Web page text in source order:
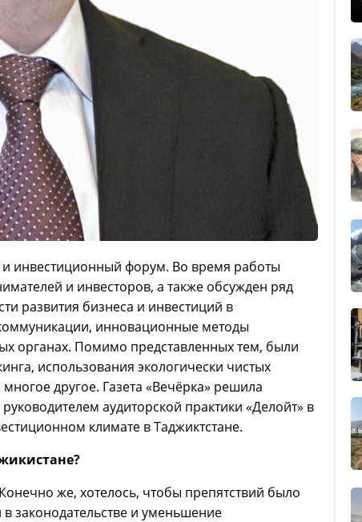
и инвестиционный форум. Во время работы
и инвесторов, а также обсужден ряд
развития бизнеса и инвестиций в
инновационные методы
органах. Помимо представленных тем, были
использования экологически чистых
другое. Газета «Вечёрка» решила
аудиторской практики «Делойт» в
климате в Таджиктстане.
же, хотелось, чтобы препятствий было
законодательстве и уменьшение